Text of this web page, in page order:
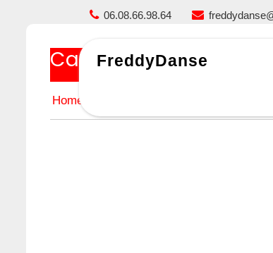
06.08.66.98.64
FreddyDanse
Carolanne
Home